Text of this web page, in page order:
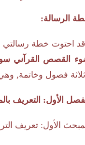
الرسالة:
احتوت خطة رسالتي
القصص القرآني سورة
فصول وخاتمة, وهي
الأول: التعريف
الأول: تعريف